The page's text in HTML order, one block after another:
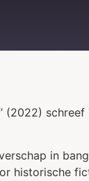
(2022) schreef
in
historische